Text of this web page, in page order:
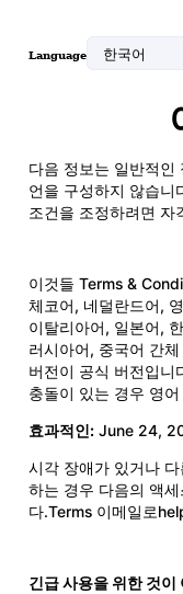
Language
다음 정보는 일반적인
언을 구성하지 않습니
조건을 조정하려면 자
이것들 Terms &
체코어, 네덜란드어,
이탈리아어, 일본어,
러시아어, 중국어 간
버전이 공식 버전입니
충돌이 있는 경우 영
효과적인: June 24,
시각 장애가 있거나
하는 경우 다음의 액
다.Terms 이메일로
긴급 사용을 위한 것이